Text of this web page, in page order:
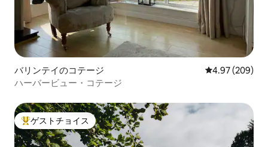
バリンテイのコテージ レビュー209
4.97 (209)
ハーバービュー・コテージ
大好評のゲストチョイスです。
ゲストチョイス